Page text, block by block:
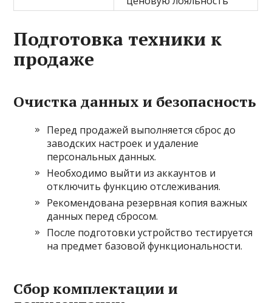
Подготовка техники к
продаже
Очистка данных и безопасность
Перед продажей выполняется сброс до
заводских настроек и удаление
персональных данных.
Необходимо выйти из аккаунтов и
отключить функцию отслеживания.
Рекомендована резервная копия важных
данных перед сбросом.
После подготовки устройство тестируется
на предмет базовой функциональности.
Сбор комплектации и